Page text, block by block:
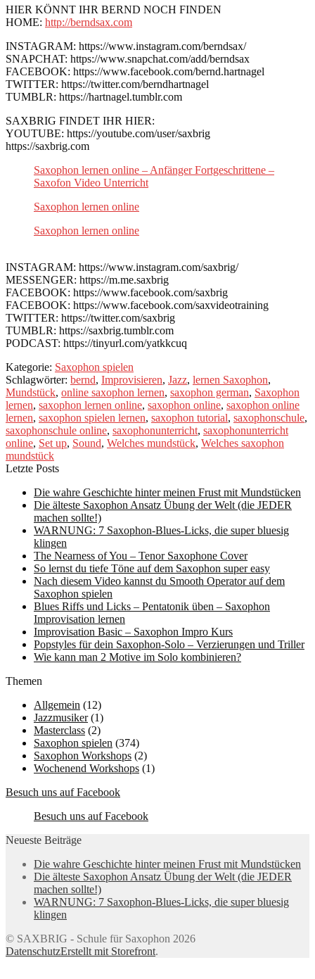
HIER KÖNNT IHR BERND NOCH FINDEN
HOME: http://berndsax.com
INSTAGRAM: https://www.instagram.com/berndsax/
SNAPCHAT: https://www.snapchat.com/add/berndsax
FACEBOOK: https://www.facebook.com/bernd.hartnagel
TWITTER: https://twitter.com/berndhartnagel
TUMBLR: https://hartnagel.tumblr.com
SAXBRIG FINDET IHR HIER:
YOUTUBE: https://youtube.com/user/saxbrig
https://saxbrig.com
Saxophon lernen online – Anfänger Fortgeschrittene –
Saxofon Video Unterricht
Saxophon lernen online
Saxophon lernen online
INSTAGRAM: https://www.instagram.com/saxbrig/
MESSENGER: https://m.me.saxbrig
FACEBOOK: https://www.facebook.com/saxbrig
FACEBOOK: https://www.facebook.com/saxvideotraining
TWITTER: https://twitter.com/saxbrig
TUMBLR: https://saxbrig.tumblr.com
PODCAST: https://tinyurl.com/yatkkcuq
Kategorie: Saxophon spielen
Schlagwörter: bernd, Improvisieren, Jazz, lernen Saxophon,
Mundstück, online saxophon lernen, saxophon german, Saxophon
lernen, saxophon lernen online, saxophon online, saxophon online
lernen, saxophon spielen lernen, saxophon tutorial, saxophonschule,
saxophonschule online, saxophonunterricht, saxophonunterricht
online, Set up, Sound, Welches mundstück, Welches saxophon
mundstück
Letzte Posts
Die wahre Geschichte hinter meinen Frust mit Mundstücken
Die älteste Saxophon Ansatz Übung der Welt (die JEDER
machen sollte!)
WARNUNG: 7 Saxophon-Blues-Licks, die super bluesig
klingen
The Nearness of You – Tenor Saxophone Cover
So lernst du tiefe Töne auf dem Saxophon super easy
Nach diesem Video kannst du Smooth Operator auf dem
Saxophon spielen
Blues Riffs und Licks – Pentatonik üben – Saxophon
Improvisation lernen
Improvisation Basic – Saxophon Impro Kurs
Popstyles für dein Saxophon-Solo – Verzierungen und Triller
Wie kann man 2 Motive im Solo kombinieren?
Themen
Allgemein (12)
Jazzmusiker(1)
Masterclass (2)
Saxophon spielen (374)
Saxophon Workshops (2)
Wochenend Workshops (1)
Besuch uns auf Facebook
Besuch uns auf Facebook
Neueste Beiträge
Die wahre Geschichte hinter meinen Frust mit Mundstücken
Die älteste Saxophon Ansatz Übung der Welt (die JEDER
machen sollte!)
WARNUNG: 7 Saxophon-Blues-Licks, die super bluesig
klingen
© SAXBRIG - Schule für Saxophon 2026
DatenschutzErstellt mit Storefront.